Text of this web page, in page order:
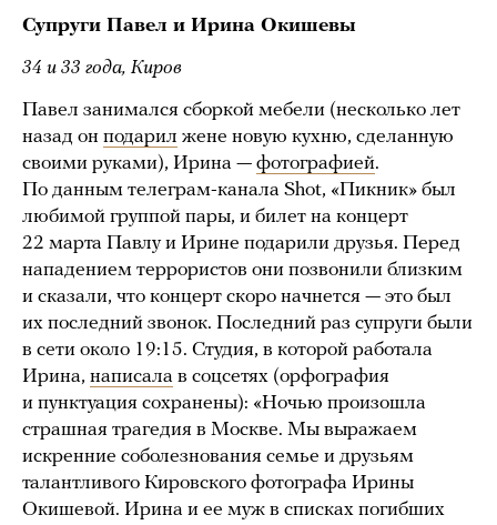
Супруги Павел и Ирина Окишевы
34 и 33 года, Киров
Павел занимался сборкой мебели (несколько лет
назад он подарил жене новую кухню, сделанную
своими руками), Ирина — фотографией.
По данным телеграм-канала Shot, «Пикник» был
любимой группой пары, и билет на концерт
22 марта Павлу и Ирине подарили друзья. Перед
нападением террористов они позвонили близким
и сказали, что концерт скоро начнется — это был
их последний звонок. Последний раз супруги были
в сети около 19:15. Студия, в которой работала
Ирина, написала в соцсетях (орфография
и пунктуация сохранены): «Ночью произошла
страшная трагедия в Москве. Мы выражаем
искренние соболезнования семье и друзьям
талантливого Кировского фотографа Ирины
Окишевой. Ирина и ее муж в списках погибших